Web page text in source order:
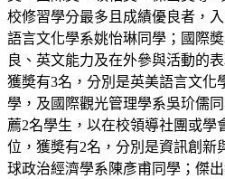
校修習學分最多且成績優良者，
語言文化學系姚怡琳同學；國際
良、英文能力及在外參與活動的
獲奬有3名，分別是英美語言文化
學，及國際觀光管理學系吳玠儒
薦2名學生，以在校領導社團或學
位，獲奬有2名，分別是資訊創新
球政治經濟學系陳彥甫同學；傑